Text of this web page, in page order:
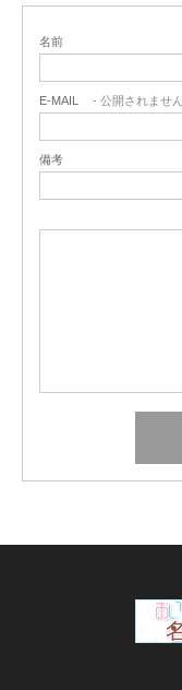
名前
E-MAIL - 公開されませ
備考